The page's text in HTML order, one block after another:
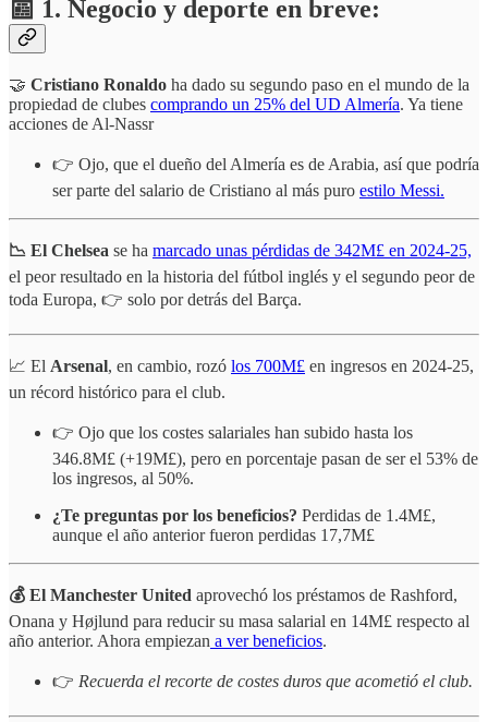
📰 1. Negocio y deporte en breve:
🤝 Cristiano Ronaldo ha dado su segundo paso en el mundo de la
propiedad de clubes comprando un 25% del UD Almería. Ya tiene
acciones de Al-Nassr
👉 Ojo, que el dueño del Almería es de Arabia, así que podría
ser parte del salario de Cristiano al más puro estilo Messi.
📉 El Chelsea se ha marcado unas pérdidas de 342M£ en 2024-25,
el peor resultado en la historia del fútbol inglés y el segundo peor de
toda Europa, 👉 solo por detrás del Barça.
📈 El Arsenal, en cambio, rozó los 700M£ en ingresos en 2024-25,
un récord histórico para el club.
👉 Ojo que los costes salariales han subido hasta los
346.8M£ (+19M£), pero en porcentaje pasan de ser el 53% de
los ingresos, al 50%.
¿Te preguntas por los beneficios? Perdidas de 1.4M£,
aunque el año anterior fueron perdidas 17,7M£
💰 El Manchester United aprovechó los préstamos de Rashford,
Onana y Højlund para reducir su masa salarial en 14M£ respecto al
año anterior. Ahora empiezan a ver beneficios.
👉 Recuerda el recorte de costes duros que acometió el club.